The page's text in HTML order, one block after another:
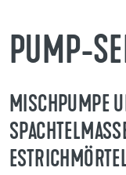
PUMP-
MISCHPUMPE